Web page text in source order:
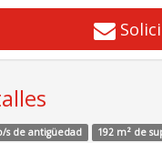
s de antigüedad 192 m² de